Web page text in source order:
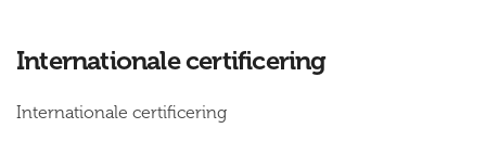
Internationale certificering
Internationale certificering